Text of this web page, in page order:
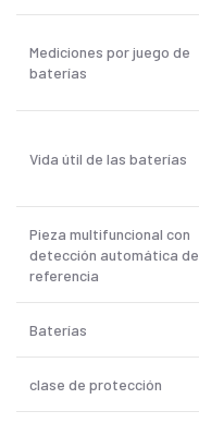
Mediciones por juego de
baterías
Vida útil de las baterías
Pieza multifuncional con
detección automática de
referencia
Baterías
clase de protección